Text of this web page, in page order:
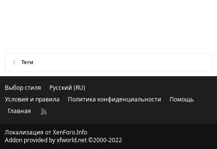
Теги
Выбор стиля
Русский (RU)
Условия и правила
Политика конфиденциальности
Помощь
Главная
R
Локализация отXenForo.Info
Addon provided by xfworld.net ©2000-2022